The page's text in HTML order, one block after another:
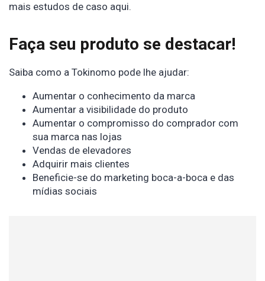
mais estudos de caso aqui.
Faça seu produto se destacar!
Saiba como a Tokinomo pode lhe ajudar:
Aumentar o conhecimento da marca
Aumentar a visibilidade do produto
Aumentar o compromisso do comprador com
sua marca nas lojas
Vendas de elevadores
Adquirir mais clientes
Beneficie-se do marketing boca-a-boca e das
mídias sociais